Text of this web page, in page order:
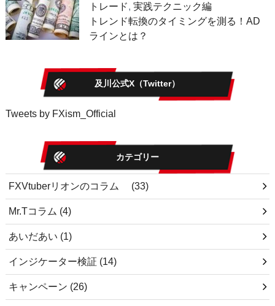
トレード, 実践テクニック編
トレンド転換のタイミングを測る！AD
ラインとは？
及川公式X（Twitter）
Tweets by FXism_Official
カテゴリー
FXVtuberリオンのコラム (33)
Mr.Tコラム (4)
あいだあい (1)
インジケーター検証 (14)
キャンペーン (26)